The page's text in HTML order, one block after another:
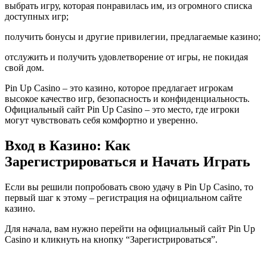
выбрать игру, которая понравилась им, из огромного списка
доступных игр;
получить бонусы и другие привилегии, предлагаемые казино;
отслужить и получить удовлетворение от игры, не покидая
свой дом.
Pin Up Casino – это казино, которое предлагает игрокам
высокое качество игр, безопасность и конфиденциальность.
Официальный сайт Pin Up Casino – это место, где игроки
могут чувствовать себя комфортно и уверенно.
Вход в Казино: Как
Зарегистрироваться и Начать Играть
Если вы решили попробовать свою удачу в Pin Up Casino, то
первый шаг к этому – регистрация на официальном сайте
казино.
Для начала, вам нужно перейти на официальный сайт Pin Up
Casino и кликнуть на кнопку “Зарегистрироваться”.